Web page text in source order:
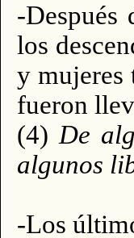
-Después
los
y mujeres
fueron
(4) De
algunos
-Los